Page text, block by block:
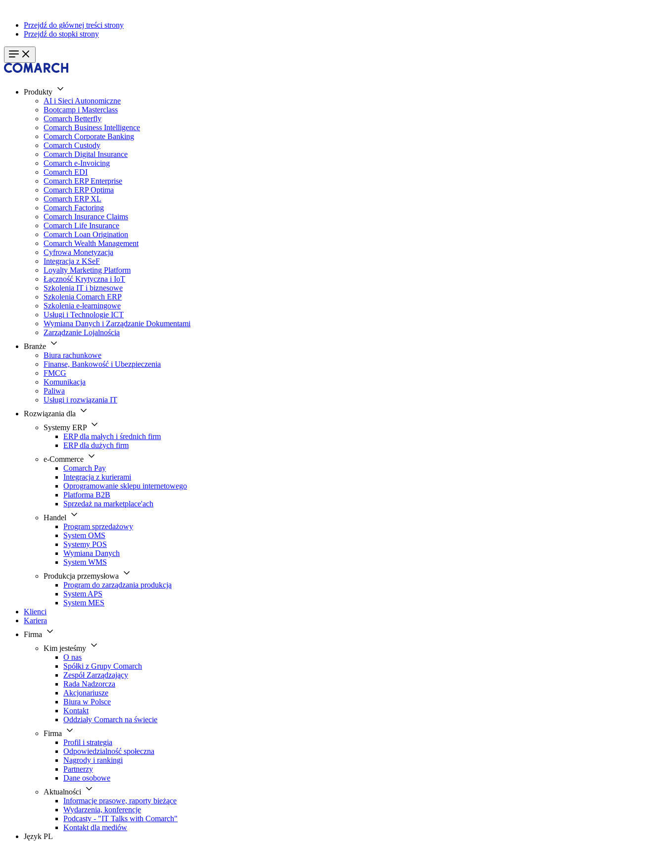
Przejdź do głównej treści strony
Przejdź do stopki strony
Produkty
AI i Sieci Autonomiczne
Bootcamp i Masterclass
Comarch Betterfly
Comarch Business Intelligence
Comarch Corporate Banking
Comarch Custody
Comarch Digital Insurance
Comarch e-Invoicing
Comarch EDI
Comarch ERP Enterprise
Comarch ERP Optima
Comarch ERP XL
Comarch Factoring
Comarch Insurance Claims
Comarch Life Insurance
Comarch Loan Origination
Comarch Wealth Management
Cyfrowa Monetyzacja
Integracja z KSeF
Loyalty Marketing Platform
Łączność Krytyczna i IoT
Szkolenia IT i biznesowe
Szkolenia Comarch ERP
Szkolenia e-learningowe
Usługi i Technologie ICT
Wymiana Danych i Zarządzanie Dokumentami
Zarządzanie Lojalnością
Branże
Biura rachunkowe
Finanse, Bankowość i Ubezpieczenia
FMCG
Komunikacja
Paliwa
Usługi i rozwiązania IT
Rozwiązania dla
Systemy ERP
ERP dla małych i średnich firm
ERP dla dużych firm
e-Commerce
Comarch Pay
Integracja z kurierami
Oprogramowanie sklepu internetowego
Platforma B2B
Sprzedaż na marketplace'ach
Handel
Program sprzedażowy
System OMS
Systemy POS
Wymiana Danych
System WMS
Produkcja przemysłowa
Program do zarządzania produkcją
System APS
System MES
Klienci
Kariera
Firma
Kim jesteśmy
O nas
Spółki z Grupy Comarch
Zespół Zarządzający
Rada Nadzorcza
Akcjonariusze
Biura w Polsce
Kontakt
Oddziały Comarch na świecie
Firma
Profil i strategia
Odpowiedzialność społeczna
Nagrody i rankingi
Partnerzy
Dane osobowe
Aktualności
Informacje prasowe, raporty bieżące
Wydarzenia, konferencje
Podcasty - "IT Talks with Comarch"
Kontakt dla mediów
Język PL